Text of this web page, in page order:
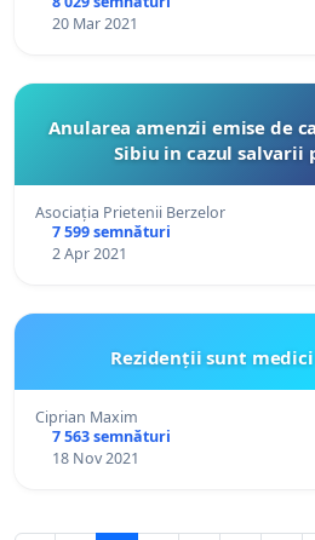
20 Mar 2021
Anularea amenzii emise de
Sibiu in cazul salvarii
Asociația Prietenii Berzelor
7 599 semnături
2 Apr 2021
Rezidenții sunt
Ciprian Maxim
7 563 semnături
18 Nov 2021